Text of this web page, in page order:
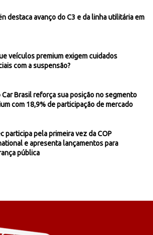
destaca avanço do C3 e da linha utilitária em
veículos premium exigem cuidados
com a suspensão?
Car Brasil reforça sua posição no segmento
com 18,9% de participação de mercado
participa pela primeira vez da COP
e apresenta lançamentos para
pública